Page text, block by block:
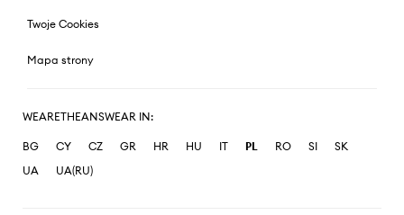
Twoje Cookies
Mapa strony
WEARETHEANSWEAR IN:
BG CY CZ GR HR HU IT PL RO SI
SK
UA
UA(RU)